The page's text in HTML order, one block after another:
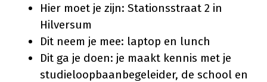
Hier moet je zijn: Stationsstraat 2 in
Hilversum
Dit neem je mee: laptop en lunch
Dit ga je doen: je maakt kennis met je
studieloopbaanbegeleider, de school en